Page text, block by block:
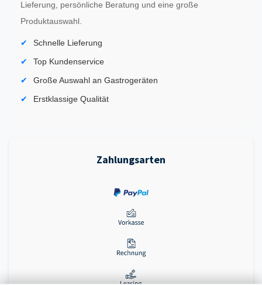
Lieferung, persönliche Beratung und eine große
Produktauswahl.
Schnelle Lieferung
Top Kundenservice
Große Auswahl an Gastrogeräten
Erstklassige Qualität
Zahlungsarten